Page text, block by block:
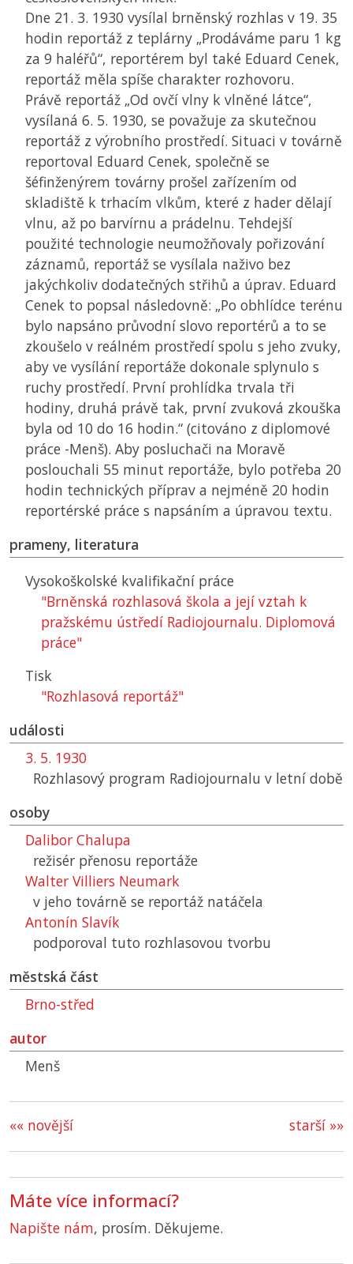
Dne 21. 3. 1930 vysílal brněnský rozhlas v 19. 35
hodin reportáž z teplárny „Prodáváme paru 1 kg
za 9 haléřů“, reportérem byl také Eduard Cenek,
reportáž měla spíše charakter rozhovoru.
Právě reportáž „Od ovčí vlny k vlněné látce“,
vysílaná 6. 5. 1930, se považuje za skutečnou
reportáž z výrobního prostředí. Situaci v továrně
reportoval Eduard Cenek, společně se
šéfinženýrem továrny prošel zařízením od
skladiště k trhacím vlkům, které z hader dělají
vlnu, až po barvírnu a prádelnu. Tehdejší
použité technologie neumožňovaly pořizování
záznamů, reportáž se vysílala naživo bez
jakýchkoliv dodatečných střihů a úprav. Eduard
Cenek to popsal následovně: „Po obhlídce terénu
bylo napsáno průvodní slovo reportérů a to se
zkoušelo v reálném prostředí spolu s jeho zvuky,
aby ve vysílání reportáže dokonale splynulo s
ruchy prostředí. První prohlídka trvala tři
hodiny, druhá právě tak, první zvuková zkouška
byla od 10 do 16 hodin.“ (citováno z diplomové
práce -Menš). Aby posluchači na Moravě
poslouchali 55 minut reportáže, bylo potřeba 20
hodin technických příprav a nejméně 20 hodin
reportérské práce s napsáním a úpravou textu.
prameny, literatura
Vysokoškolské kvalifikační práce
"Brněnská rozhlasová škola a její vztah k
pražskému ústředí Radiojournalu. Diplomová
práce"
Tisk
"Rozhlasová reportáž"
události
3. 5. 1930
Rozhlasový program Radiojournalu v letní době
osoby
Dalibor Chalupa
režisér přenosu reportáže
Walter Villiers Neumark
v jeho továrně se reportáž natáčela
Antonín Slavík
podporoval tuto rozhlasovou tvorbu
městská část
Brno-střed
autor
Menš
starší »»
«« novější
Máte více informací?
Napište nám, prosím. Děkujeme.